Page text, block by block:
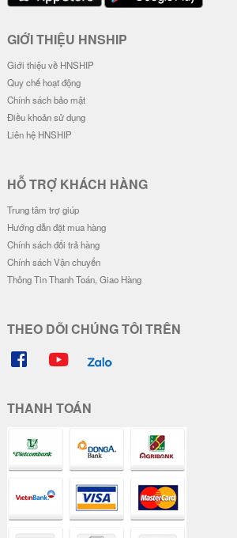
GIỚI THIỆU HNSHIP
Giới thiệu về HNSHIP
Quy chế hoạt động
Chính sách bảo mật
Điều khoản sử dụng
Liên hệ HNSHIP
HỖ TRỢ KHÁCH HÀNG
Trung tâm trợ giúp
Hướng dẫn đặt mua hàng
Chính sách đổi trả hàng
Chính sách Vận chuyển
Thông Tin Thanh Toán, Giao Hàng
THEO DÕI CHÚNG TÔI TRÊN
THANH TOÁN